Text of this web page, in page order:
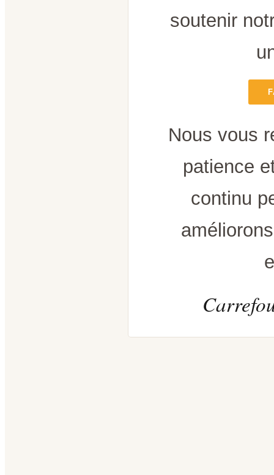
soutenir
Nous vous
patience
continu